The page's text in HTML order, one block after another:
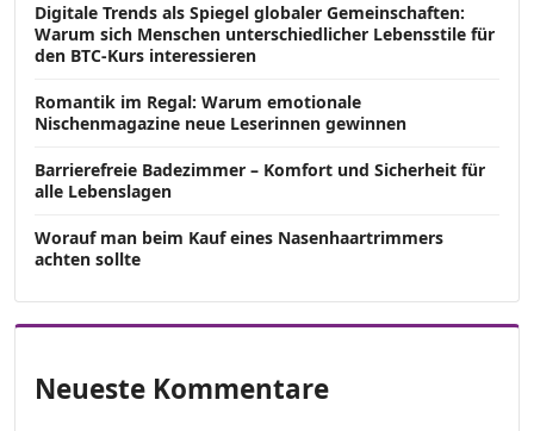
Digitale Trends als Spiegel globaler Gemeinschaften:
Warum sich Menschen unterschiedlicher Lebensstile für
den BTC-Kurs interessieren
Romantik im Regal: Warum emotionale
Nischenmagazine neue Leserinnen gewinnen
Barrierefreie Badezimmer – Komfort und Sicherheit für
alle Lebenslagen
Worauf man beim Kauf eines Nasenhaartrimmers
achten sollte
Neueste Kommentare